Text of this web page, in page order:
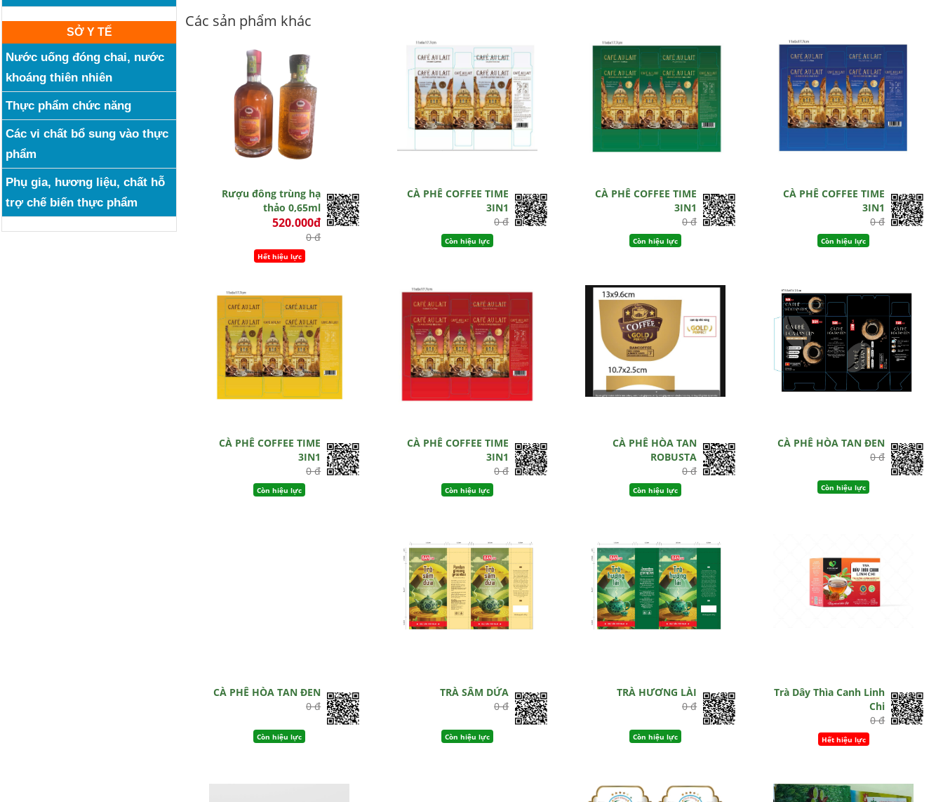
SỞ Y TẾ
Nước uống đóng chai, nước
khoáng thiên nhiên
Thực phẩm chức năng
Các vi chất bổ sung vào thực
phẩm
Phụ gia, hương liệu, chất hỗ
trợ chế biến thực phẩm
Các sản phẩm khác
Rượu đông trùng hạ
thảo 0,65ml
520.000đ
0 đ
Hết hiệu lực
CÀ PHÊ COFFEE TIME
3IN1
0 đ
Còn hiệu lực
CÀ PHÊ COFFEE TIME
3IN1
0 đ
Còn hiệu lực
CÀ PHÊ COFFEE TIME
3IN1
0 đ
Còn hiệu lực
CÀ PHÊ COFFEE TIME
3IN1
0 đ
Còn hiệu lực
CÀ PHÊ COFFEE TIME
3IN1
0 đ
Còn hiệu lực
CÀ PHÊ HÒA TAN
ROBUSTA
0 đ
Còn hiệu lực
CÀ PHÊ HÒA TAN ĐEN
0 đ
Còn hiệu lực
CÀ PHÊ HÒA TAN ĐEN
0 đ
Còn hiệu lực
TRÀ SÂM DỨA
0 đ
Còn hiệu lực
TRÀ HƯƠNG LÀI
0 đ
Còn hiệu lực
Trà Dây Thìa Canh Linh
Chi
0 đ
Hết hiệu lực